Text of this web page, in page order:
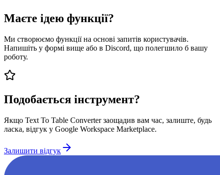
Маєте ідею функції?
Ми створюємо функції на основі запитів користувачів.
Напишіть у формі вище або в Discord, що полегшило б вашу
роботу.
Подобається інструмент?
Якщо Text To Table Converter заощадив вам час, залиште, будь
ласка, відгук у Google Workspace Marketplace.
Залишити відгук